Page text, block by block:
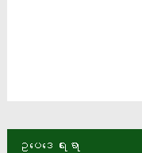
ဥပေဒေရးရာ